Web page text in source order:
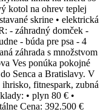
kotol na ohrev teplej
skrine • elektrická
- záhradný domček -
- búda pre psa - 4
záhrada s množstvom
Ves ponúka pokojné
Senca a Bratislavy. V
fitnespark, zubná
• plyn 80 € •
Cena: 392.500 €